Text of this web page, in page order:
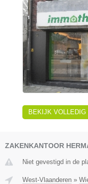
BEKIJK VOLLEDIG
ZAKENKANTOOR
Niet gevestigd in de
West-Vlaanderen »